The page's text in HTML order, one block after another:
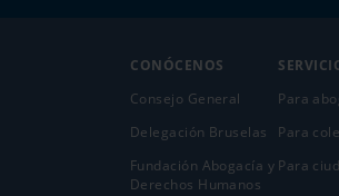
CONÓCENOS
Consejo General
Delegación Bruselas
Fundación Abogacía y
Derechos Humanos
Para
Para
Para